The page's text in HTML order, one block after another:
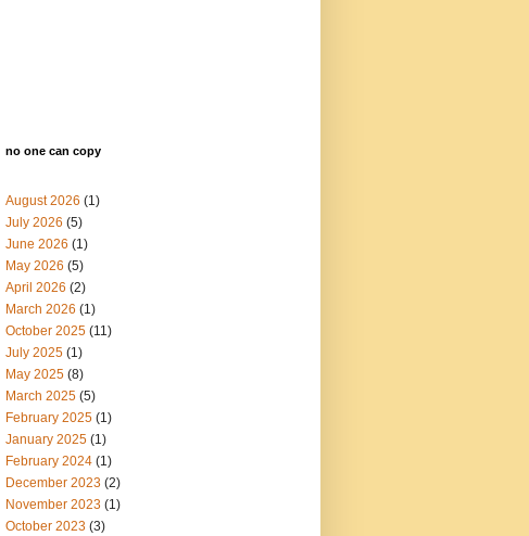
no one can copy
August 2026 (1)
July 2026 (5)
June 2026 (1)
May 2026 (5)
April 2026 (2)
March 2026 (1)
October 2025 (11)
July 2025 (1)
May 2025 (8)
March 2025 (5)
February 2025 (1)
January 2025 (1)
February 2024 (1)
December 2023 (2)
November 2023 (1)
October 2023 (3)